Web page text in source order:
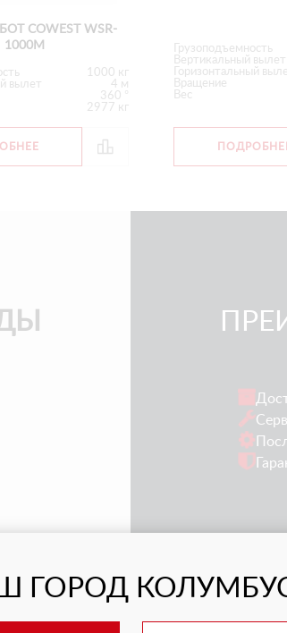
COWEST WSR-
1000M
1000 кг
вылет
4 м
360 °
2977 кг
Грузоподъемность
Вертикальный вылет
Горизонтальный
Вращение
Вес
ГОРОД